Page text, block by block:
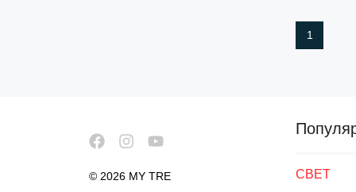
МАТРАСЫ
1
© 2026 MY TRE СВЕТ